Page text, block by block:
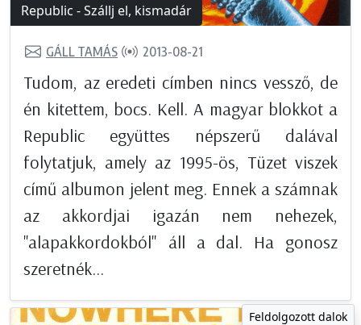
Republic - Szállj el, kismadár
GÁLL TAMÁS 2013-08-21
Tudom, az eredeti címben nincs vessző, de
én kitettem, bocs. Kell. A magyar blokkot a
Republic együttes népszerű dalával
folytatjuk, amely az 1995-ös, Tüzet viszek
című albumon jelent meg. Ennek a számnak
az akkordjai igazán nem nehezek,
"alapakkordokból" áll a dal. Ha gonosz
szeretnék...
Feldolgozott dalok